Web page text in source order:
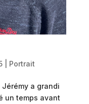
| Portrait
a grandi
un temps avant